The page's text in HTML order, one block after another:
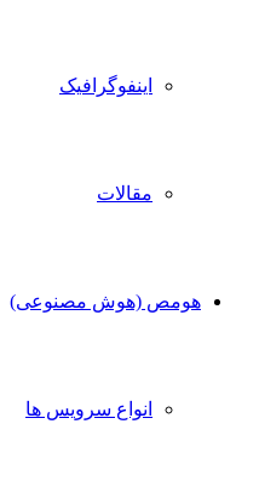
اینفوگرافیک
مقالات
(هوش مصنوعی)
انواع سرویس ها